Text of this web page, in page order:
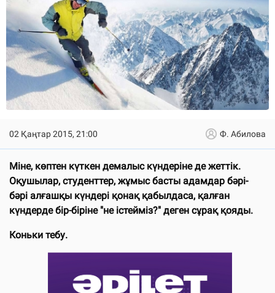
02 Қаңтар 2015, 21:00 Ф. Абилова
Міне, көптен күткен демалыс күндеріне де жеттік.
Оқушылар, студенттер, жұмыс басты адамдар бәрі-
бәрі алғашқы күндері қонақ қабылдаса, қалған
күндерде бір-біріне "не істейміз?" деген сұрақ қояды.
Коньки тебу.